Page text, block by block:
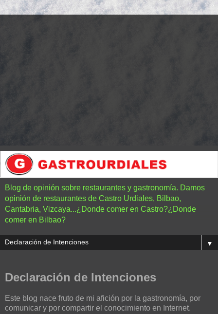
Blog de opinión sobre restaurantes y gastronomía. Damos
opinión de restaurantes de Castro Urdiales, Bilbao,
Cantabria, Vizcaya...¿Donde comer en Castro?¿Donde
comer en Bilbao?
▼
Declaración de Intenciones
Este blog nace fruto de mi afición por la gastronomía, por
comunicar y por compartir el conocimiento en Internet.